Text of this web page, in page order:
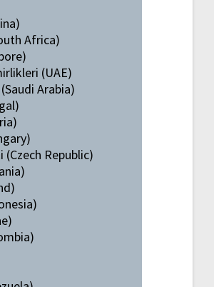
Africa)
(UAE)
Arabia)
Republic)